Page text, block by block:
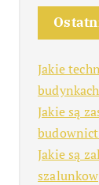
Jakie
Jakie są
Jakie są